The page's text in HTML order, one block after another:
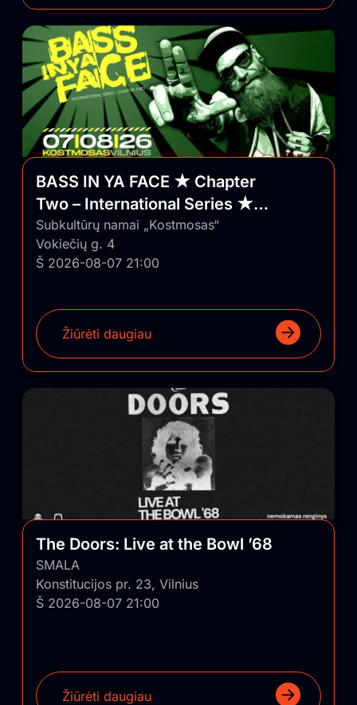
BASS IN YA FACE ★ Chapter
Two – International Series ★
Vilnius/Lithuania
Subkultūrų namai „Kostmosas“
Vokiečių g. 4
Š 2026-08-07 21:00
Žiūrėti daugiau
The Doors: Live at the Bowl ’68
SMALA
Konstitucijos pr. 23, Vilnius
Š 2026-08-07 21:00
Žiūrėti daugiau